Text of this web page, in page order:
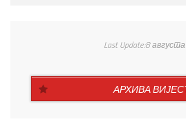
Last Update:8
АРХИВА